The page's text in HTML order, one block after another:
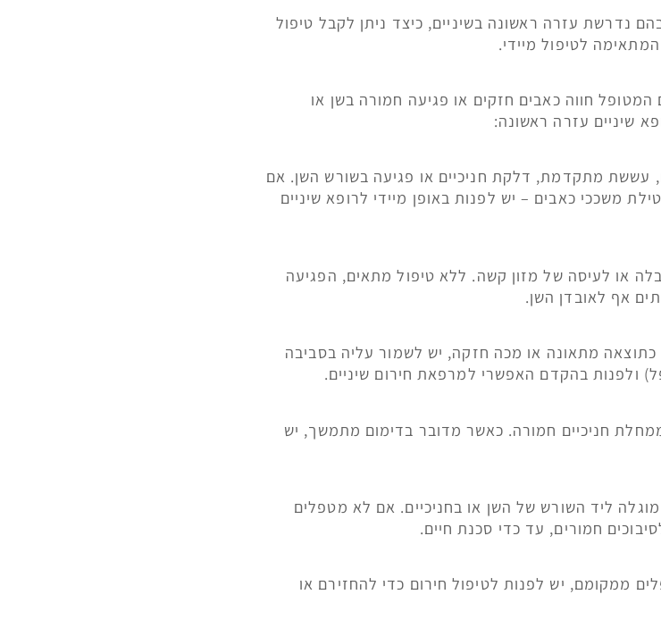
נדרשת עזרה ראשונה בשיניים, כיצד ניתן לקבל טיפול
לטיפול מיידי.
חווה כאבים חזקים או פגיעה חמורה בשן או
שיניים עזרה ראשונה:
עששת מתקדמת, דלקת חניכיים או פגיעה בשורש השן. אם
משככי כאבים – יש לפנות באופן מיידי לרופא שיניים
או לעיסה של מזון קשה. ללא טיפול מתאים, הפגיעה
אף לאובדן השן.
מתאונה או מכה חזקה, יש לשמור עליה בסביבה
ולפנות בהקדם האפשרי למרפאת חירום שיניים.
ממחלת חניכיים חמורה. כאשר מדובר בדימום מתמשך, יש
ליד השורש של השן או בחניכיים. אם לא מטפלים
חמורים, עד כדי סכנת חיים.
ממקומם, יש לפנות לטיפול חירום כדי להחזירם או